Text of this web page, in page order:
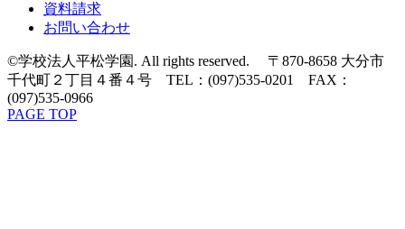
資料請求
お問い合わせ
©学校法人平松学園. All rights reserved. 〒870-8658 大分市
千代町２丁目４番４号 TEL：(097)535-0201 FAX：
(097)535-0966
PAGE TOP